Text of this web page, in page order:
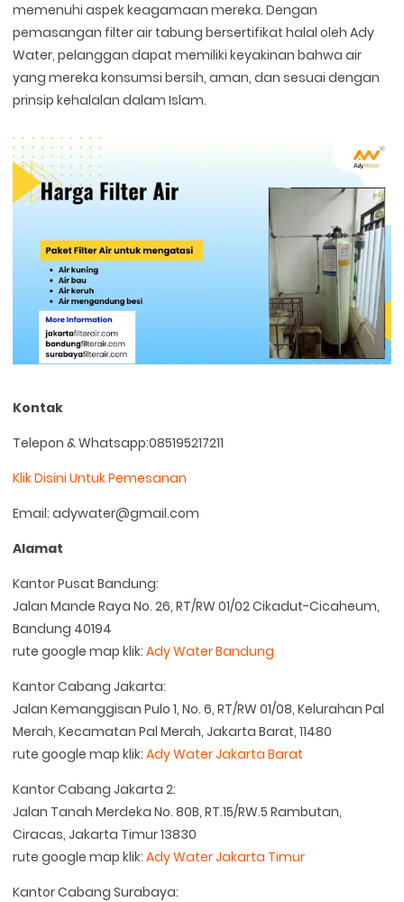
memenuhi aspek keagamaan mereka. Dengan
pemasangan filter air tabung bersertifikat halal oleh Ady
Water, pelanggan dapat memiliki keyakinan bahwa air
yang mereka konsumsi bersih, aman, dan sesuai dengan
prinsip kehalalan dalam Islam.
Kontak
Telepon & Whatsapp:085195217211
Klik Disini Untuk Pemesanan
Email: adywater@gmail.com
Alamat
Kantor Pusat Bandung:
Jalan Mande Raya No. 26, RT/RW 01/02 Cikadut-Cicaheum,
Bandung 40194
rute google map klik:Ady Water Bandung
Kantor Cabang Jakarta:
Jalan Kemanggisan Pulo 1, No. 6, RT/RW 01/08, Kelurahan Pal
Merah, Kecamatan Pal Merah, Jakarta Barat, 11480
rute google map klik:Ady Water Jakarta Barat
Kantor Cabang Jakarta 2:
Jalan Tanah Merdeka No. 80B, RT.15/RW.5 Rambutan,
Ciracas, Jakarta Timur 13830
rute google map klik:Ady Water Jakarta Timur
Kantor Cabang Surabaya: